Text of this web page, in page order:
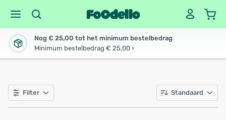
Nog € 25,00 tot het minimum bestelbedrag
Minimum bestelbedrag € 25,00 ›
Filter Standaard